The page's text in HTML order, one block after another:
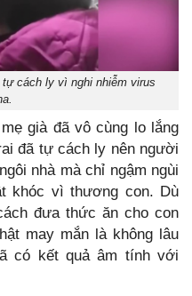
cách ly vì nghi nhiễm virus
già đã vô cùng lo lắng
đã tự cách ly nên người
nhà mà chỉ ngậm ngùi
khóc vì thương con. Dù
đưa thức ăn cho con
may mắn là không lâu
có kết quả âm tính với